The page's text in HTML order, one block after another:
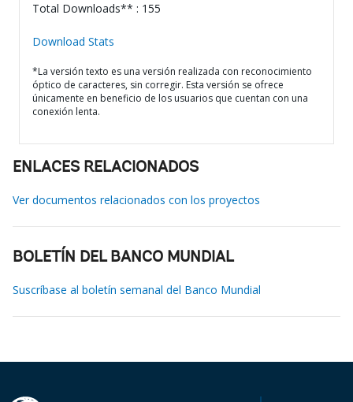
Total Downloads** : 155
Download Stats
*La versión texto es una versión realizada con reconocimiento
óptico de caracteres, sin corregir. Esta versión se ofrece
únicamente en beneficio de los usuarios que cuentan con una
conexión lenta.
ENLACES RELACIONADOS
Ver documentos relacionados con los proyectos
BOLETÍN DEL BANCO MUNDIAL
Suscríbase al boletín semanal del Banco Mundial